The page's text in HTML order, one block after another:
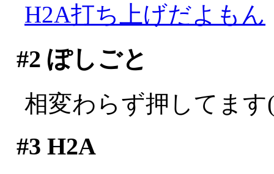
H2A打ち上げだよもん
#2 ぽしごと
相変わらず押してま
#3 H2A